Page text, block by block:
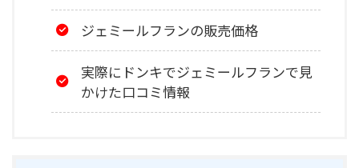
ジェミールフランの販売価格
実際にドンキでジェミールフランで見
かけた口コミ情報